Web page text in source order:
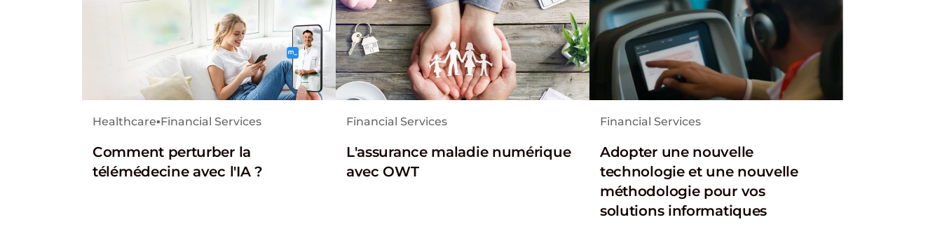
Healthcare▪Financial Services
Comment perturber la
télémédecine avec l'IA ?
Financial Services
L'assurance maladie numérique
avec OWT
Financial Services
Adopter une nouvelle
technologie et une nouvelle
méthodologie pour vos
solutions informatiques